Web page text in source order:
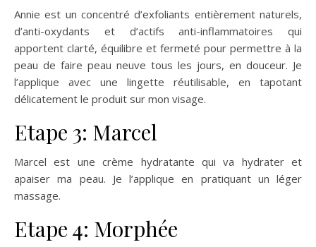
Annie est un concentré d’exfoliants entièrement naturels,
d’anti-oxydants et d’actifs anti-inflammatoires qui
apportent clarté, équilibre et fermeté pour permettre à la
peau de faire peau neuve tous les jours, en douceur. Je
l’applique avec une lingette réutilisable, en tapotant
délicatement le produit sur mon visage.
Etape 3: Marcel
Marcel est une crème hydratante qui va hydrater et
apaiser ma peau. Je l’applique en pratiquant un léger
massage.
Etape 4: Morphée